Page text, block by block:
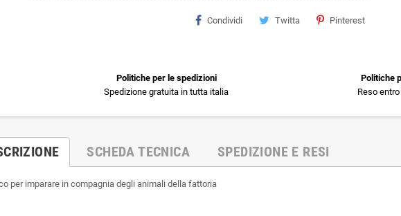
Condividi Twitta Pinterest
Politiche per le spedizioni
Spedizione gratuita in tutta italia
Politiche
Reso
SCHEDA TECNICA SPEDIZIONE E RESI
per imparare in compagnia degli animali della fattoria